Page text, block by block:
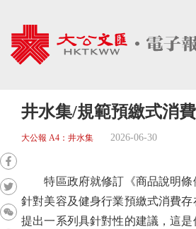
井水集/規範預繳式消費
大公報 A4：井水集 2026-06-30
特區政府就修訂《商品說明條
針對美容及健身行業預繳式消費存
提出一系列具針對性的建議，這